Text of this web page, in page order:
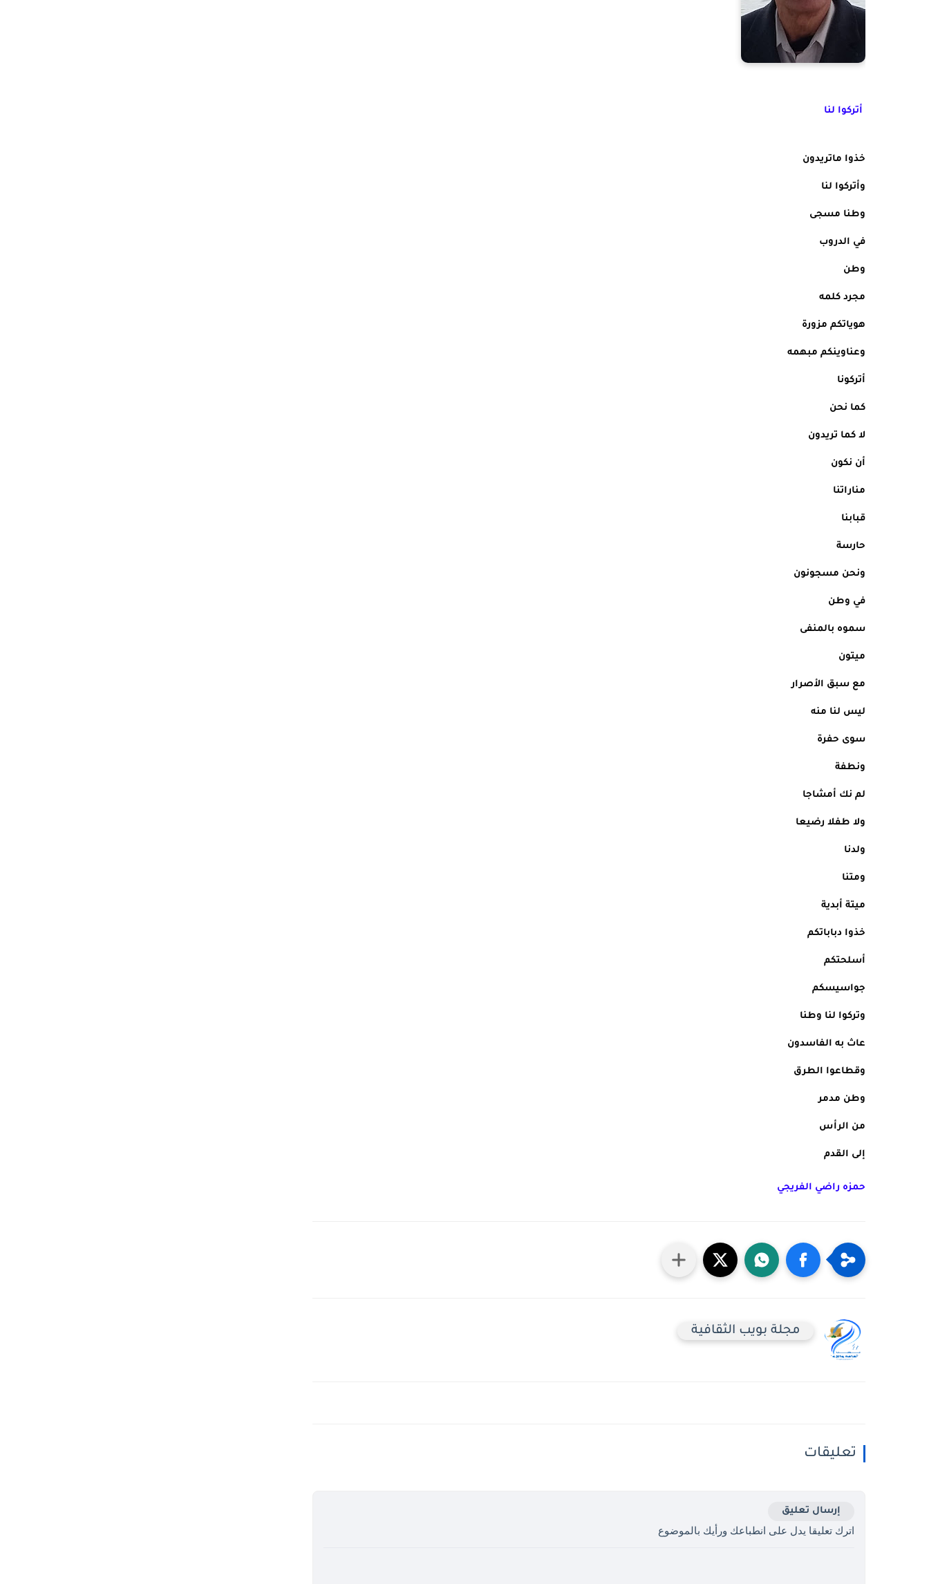
أتركوا لنا
خذوا ماتريدون
وأتركوا لنا
وطنا مسجى
في الدروب
وطن
مجرد كلمه
هوياتكم مزورة
وعناوينكم مبهمه
أتركونا
كما نحن
لا كما تريدون
أن نكون
مناراتنا
قبابنا
حارسة
ونحن مسجونون
في وطن
سموه بالمنفى
ميتون
مع سبق الأصرار
ليس لنا منه
سوى حفرة
ونطفة
لم نك أمشاجا
ولا طفلا رضيعا
ولدنا
ومتنا
ميتة أبدية
خذوا دباباتكم
أسلحتكم
جواسيسكم
وتركوا لنا وطنا
عاث به الفاسدون
وقطاعوا الطرق
وطن مدمر
من الرأس
إلى القدم
حمزه راضي الفريجي
مجلة بويب الثقافية
تعليقات
إرسال تعليق
اترك تعليقا يدل على انطباعك ورأيك بالموضوع